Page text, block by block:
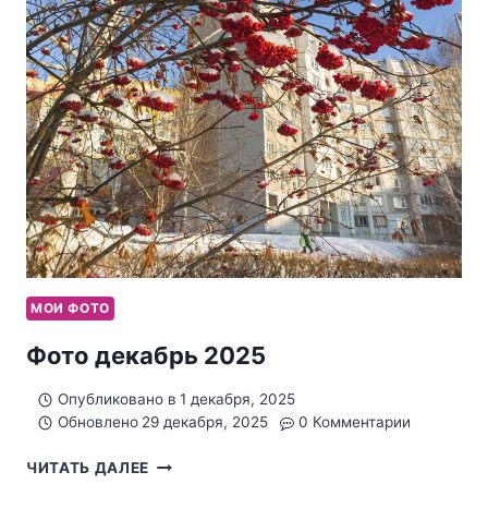
МОИ ФОТО
Фото декабрь 2025
Опубликовано в 1 декабря, 2025
Обновлено 29 декабря, 2025 0 Комментарии
ЧИТАТЬ ДАЛЕЕ ФОТО